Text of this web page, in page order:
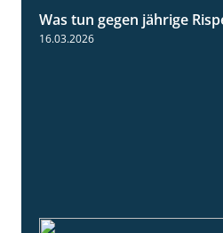
Was tun gegen jährige
16.03.2026